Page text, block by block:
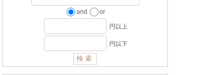
and or
円以上
円以下